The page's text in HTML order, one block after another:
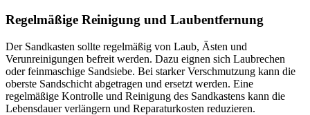
Regelmäßige Reinigung und Laubentfernung
Der Sandkasten sollte regelmäßig von Laub, Ästen und
Verunreinigungen befreit werden. Dazu eignen sich Laubrechen
oder feinmaschige Sandsiebe. Bei starker Verschmutzung kann die
oberste Sandschicht abgetragen und ersetzt werden. Eine
regelmäßige Kontrolle und Reinigung des Sandkastens kann die
Lebensdauer verlängern und Reparaturkosten reduzieren.